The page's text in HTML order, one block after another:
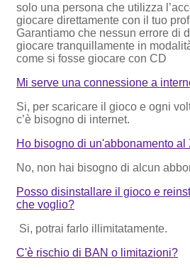
solo una persona che utilizza
giocare direttamente con il tuo
Garantiamo che nessun errore di
giocare tranquillamente in
come si fosse giocare con CD
Mi serve una connessione a
Si, per scaricare il gioco e ogni
c’è bisogno di internet.
Ho bisogno di un'abbonamento
No, non hai bisogno di alcun
Posso disinstallare il gioco e
che voglio?
Si, potrai farlo illimitatamente.
C'è rischio di BAN o limitazioni?